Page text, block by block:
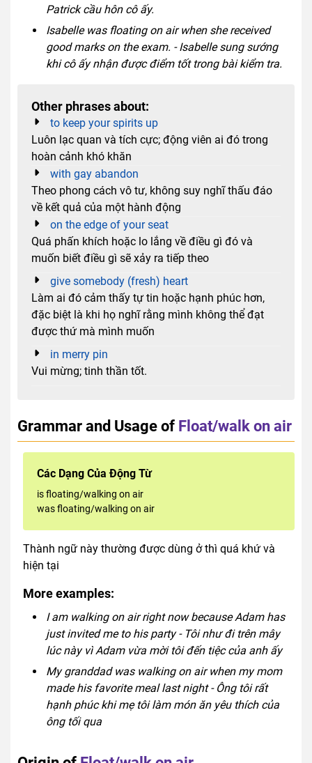
Patrick cầu hôn cô ấy.
Isabelle was floating on air when she received
good marks on the exam. - Isabelle sung sướng
khi cô ấy nhận được điểm tốt trong bài kiểm tra.
Other phrases about:
to keep your spirits up
Luôn lạc quan và tích cực; động viên ai đó trong
hoàn cảnh khó khăn
with gay abandon
Theo phong cách vô tư, không suy nghĩ thấu đáo
về kết quả của một hành động
on the edge of your seat
Quá phấn khích hoặc lo lắng về điều gì đó và
muốn biết điều gì sẽ xảy ra tiếp theo
give somebody (fresh) heart
Làm ai đó cảm thấy tự tin hoặc hạnh phúc hơn,
đặc biệt là khi họ nghĩ rằng mình không thể đạt
được thứ mà mình muốn
in merry pin
Vui mừng; tinh thần tốt.
Grammar and Usage of Float/walk on air
Các Dạng Của Động Từ
is floating/walking on air
was floating/walking on air
Thành ngữ này thường được dùng ở thì quá khứ và
hiện tại
More examples:
I am walking on air right now because Adam has
just invited me to his party - Tôi như đi trên mây
lúc này vì Adam vừa mời tôi đến tiệc của anh ấy
My granddad was walking on air when my mom
made his favorite meal last night - Ông tôi rất
hạnh phúc khi mẹ tôi làm món ăn yêu thích của
ông tối qua